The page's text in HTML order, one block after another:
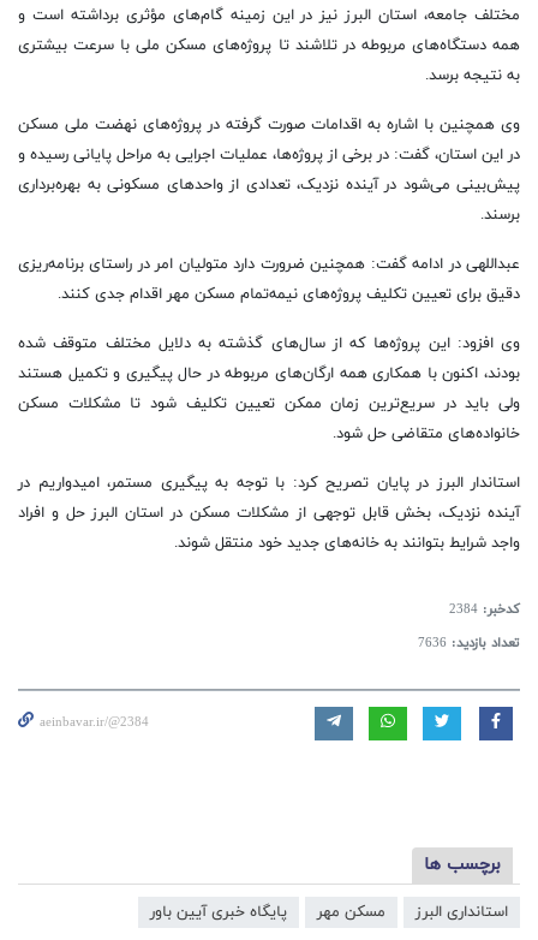
مختلف جامعه، استان البرز نیز در این زمینه گام‌های مؤثری برداشته است و
همه دستگاه‌های مربوطه در تلاشند تا پروژه‌های مسکن ملی با سرعت بیشتری
به نتیجه برسد.
وی همچنین با اشاره به اقدامات صورت گرفته در پروژه‌های نهضت ملی مسکن
در این استان، گفت: در برخی از پروژه‌ها، عملیات اجرایی به مراحل پایانی رسیده و
پیش‌بینی می‌شود در آینده نزدیک، تعدادی از واحدهای مسکونی به بهره‌برداری
برسند.
عبداللهی در ادامه گفت: همچنین ضرورت دارد متولیان امر در راستای برنامه‌ریزی
دقیق برای تعیین تکلیف پروژه‌های نیمه‌تمام مسکن مهر اقدام جدی کنند.
وی افزود: این پروژه‌ها که از سال‌های گذشته به دلایل مختلف متوقف شده
بودند، اکنون با همکاری همه ارگان‌های مربوطه در حال پیگیری و تکمیل هستند
ولی باید در سریع‌ترین زمان ممکن تعیین تکلیف شود تا مشکلات مسکن
خانواده‌های متقاضی حل شود.
استاندار البرز در پایان تصریح کرد: با توجه به پیگیری مستمر، امیدواریم در
آینده نزدیک، بخش قابل توجهی از مشکلات مسکن در استان البرز حل و افراد
واجد شرایط بتوانند به خانه‌های جدید خود منتقل شوند.
کدخبر: 2384
تعداد بازدید: 7636
aeinbavar.ir/@2384
برچسب ها
استانداری البرز مسکن مهر پایگاه خبری آیین باور